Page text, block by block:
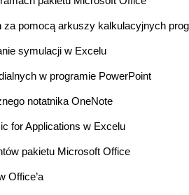
za pomocą arkuszy kalkulacyjnych
symulacji w Excelu
w programie PowerPoint
notatnika OneNote
for Applications w Excelu
pakietu Microsoft Office
Office’a